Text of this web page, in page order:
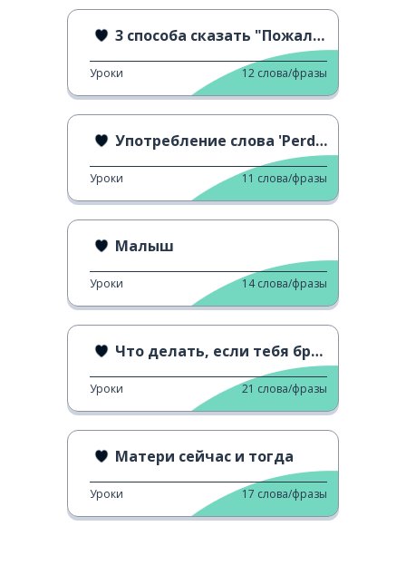
3 способа сказать "Пожалуйста"
Уроки 12 слова/фразы
Употребление слова 'Perdona'
Уроки 11 слова/фразы
Малыш
Уроки 14 слова/фразы
Что делать, если тебя бросили?
Уроки 21 слова/фразы
Матери сейчас и тогда
Уроки 17 слова/фразы